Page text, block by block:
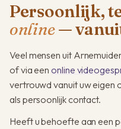
Persoonlijk,
online—
Veel mensen uit
of via een online
vertrouwd vanuit uw eigen
als persoonlijk contact.
Heeft u behoefte aan een